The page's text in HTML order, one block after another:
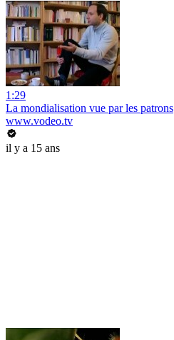
1:29
La mondialisation vue par les patrons
www.vodeo.tv
il y a 15 ans